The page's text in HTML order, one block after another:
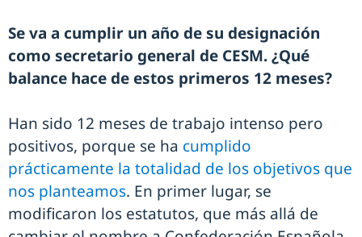
Se va a cumplir un año de su designación
como secretario general de CESM. ¿Qué
balance hace de estos primeros 12 meses?
Han sido 12 meses de trabajo intenso pero
positivos, porque se ha cumplido
prácticamente la totalidad de los objetivos que
nos planteamos. En primer lugar, se
modificaron los estatutos, que más allá de